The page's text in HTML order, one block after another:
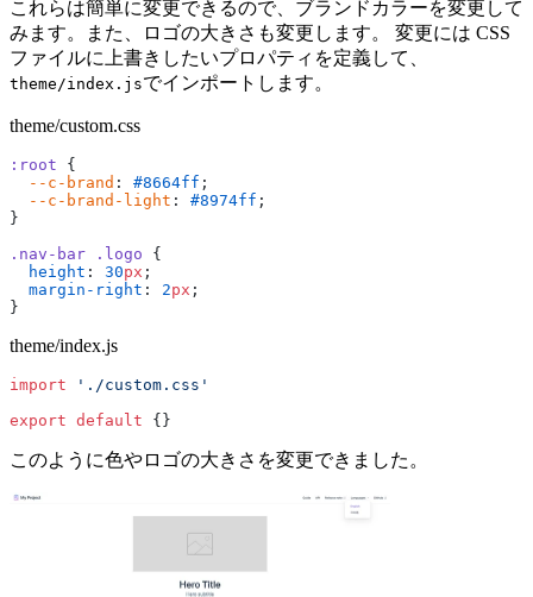
これらは簡単に変更できるので、ブランドカラーを変更して
みます。また、ロゴの大きさも変更します。 変更には CSS
ファイルに上書きしたいプロパティを定義して、
theme/index.jsでインポートします。
theme/custom.css
:root {
  --c-brand
: #8664ff ;
  --c-brand-light
: #8974ff ;
}
.nav-bar .logo {
  height
: 30px ;
  margin-right
: 2px ;
}
theme/index.js
import './custom.css'
export default {}
このように色やロゴの大きさを変更できました。